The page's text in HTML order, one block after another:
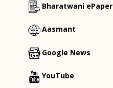
Bharatwani ePaper
Aasmant
Google News
YouTube